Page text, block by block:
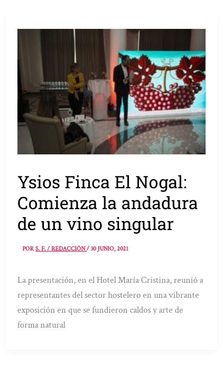
Ysios Finca El Nogal:
Comienza la andadura
de un vino singular
PORS. F. / REDACCIÓN/30 JUNIO, 2021
La presentación, en el Hotel María Cristina, reunió a
representantes del sector hostelero en una vibrante
exposición en que se fundieron caldos y arte de
forma natural